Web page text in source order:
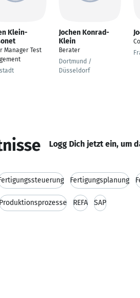
Klein-
Manager Test
Jochen Konrad-
Klein
Berater
Dortmund /
Düsseldorf
Logg Dich jetzt ein, um
Fertigungsplanung
REFA SAP